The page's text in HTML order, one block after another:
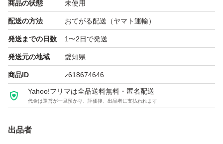
- 企業向けの最上位エディション
- 最新のUI・AI支援機能（Copilot 非搭載版）
- Windows PC 向け（Mac 版はなし）
- オフライン環境でも利用可能
対応OS
- Windows 10 / Windows 11
商品の状態 未使用
配送の方法 おてがる配送（ヤマト運輸）
発送までの日数 1〜2日で発送
発送元の地域 愛知県
商品ID z618674646
Yahoo!フリマは全品送料無料・匿名配送
代金は運営が一旦預かり、評価後、出品者に支払われます
出品者